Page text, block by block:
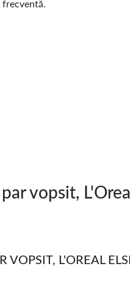
frecventă.
vopsit,
VOPSIT, L'OREAL